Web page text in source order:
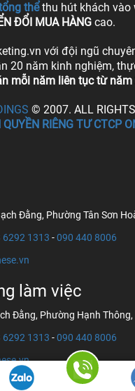
thể thu hút khách vào
ĐỔI MUA HÀNG cao.
với đội ngũ
20 năm kinh nghiệm,
mỗi năm liên tục từ năm
© 2007. ALL RIGHTS
RIÊNG TƯ CTCP
Đằng, Phường Tân Sơn
6292 1313 -090 440 8006
làm việc
Đằng, Phường Hạnh Thông,
6292 1313 -090 440 8006